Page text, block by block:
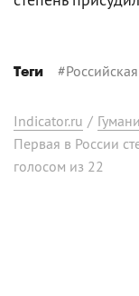
Теги #
Indicator.ru /
Первая в России
голосом из 22